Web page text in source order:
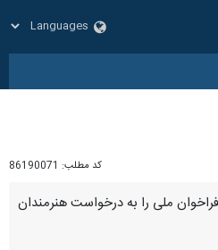
کد مطلب: 86190071